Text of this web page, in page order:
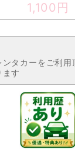
1,100 円
タカーをご利用
す